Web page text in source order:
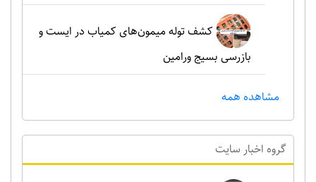
کشف توله میمون‌های کمیاب در ایست و
بازرسی بسیج ورامین
مشاهده همه
گروه اخبار سايت